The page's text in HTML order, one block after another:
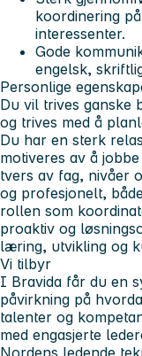
koordinering
interessenter.
Gode
engelsk,
Personlige
Du vil trives ganske
og trives med å
Du har en sterk
motiveres av å
tvers av fag, nivåer
og profesjonelt,
rollen som
proaktiv og
læring, utvikling og
Vi tilbyr
I Bravida får du en
påvirkning på
talenter og
med engasjerte
Nordens ledende